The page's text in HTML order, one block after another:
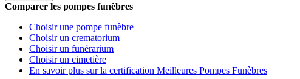
Comparer les pompes funèbres
Choisir une pompe funèbre
Choisir un crematorium
Choisir un funérarium
Choisir un cimetière
En savoir plus sur la certification Meilleures Pompes Funèbres